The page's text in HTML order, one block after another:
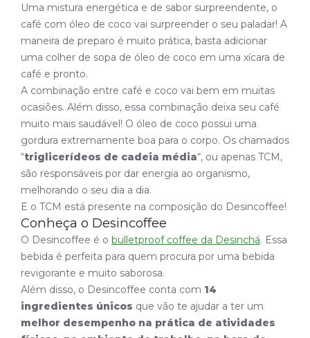
Uma mistura energética e de sabor surpreendente, o
café com óleo de coco vai surpreender o seu paladar! A
maneira de preparo é muito prática, basta adicionar
uma colher de sopa de óleo de coco em uma xícara de
café e pronto.
A combinação entre café e coco vai bem em muitas
ocasiões. Além disso, essa combinação deixa seu café
muito mais saudável! O óleo de coco possui uma
gordura extremamente boa para o corpo. Os chamados
“triglicerídeos de cadeia média“, ou apenas TCM,
são responsáveis por dar energia ao organismo,
melhorando o seu dia a dia.
E o TCM está presente na composição do Desincoffee!
Conheça o Desincoffee
O Desincoffee é o bulletproof coffee da Desinchá. Essa
bebida é perfeita para quem procura por uma bebida
revigorante e muito saborosa.
Além disso, o Desincoffee conta com 14
ingredientes únicos que vão te ajudar a ter um
melhor desempenho na prática de atividades